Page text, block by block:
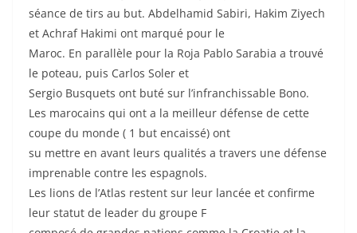
séance de tirs au but. Abdelhamid Sabiri, Hakim Ziyech
et Achraf Hakimi ont marqué pour le
Maroc. En parallèle pour la Roja Pablo Sarabia a trouvé
le poteau, puis Carlos Soler et
Sergio Busquets ont buté sur l’infranchissable Bono.
Les marocains qui ont a la meilleur défense de cette
coupe du monde ( 1 but encaissé) ont
su mettre en avant leurs qualités a travers une défense
imprenable contre les espagnols.
Les lions de l’Atlas restent sur leur lancée et confirme
leur statut de leader du groupe F